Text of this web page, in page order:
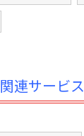
連サービス